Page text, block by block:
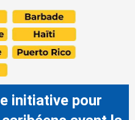
initiative pour